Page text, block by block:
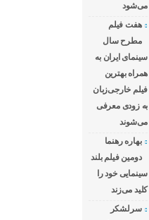
می‌شود
هفت فیلم
مطرح سال
سینمای ایران به
همراه بهترین
فیلم خارجی‌زبان
به زودی معرفی
می‌شوند
بهاره رهنما
دومین فیلم بلند
سینمایی خود را
کلید می‌زند
سرلشکر